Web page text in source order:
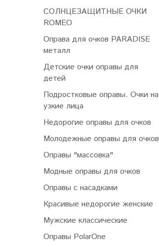
СОЛНЦЕЗАЩИТНЫЕ ОЧКИ
ROMEO
Оправа для очков PARADISE
металл
Детские очки оправы для
детей
Подростковые оправы. Очки на
узкие лица
Недорогие оправы для очков
Молодежные оправы для очков
Оправы "массовка"
Модные оправы для очков
Оправы с насадками
Красивые недорогие женские
Мужские классические
Оправы PolarOne